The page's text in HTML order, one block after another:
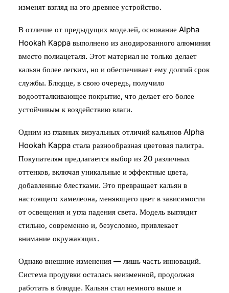
изменят взгляд на это древнее устройство.
В отличие от предыдущих моделей, основание Alpha
Hookah Kappa выполнено из анодированного алюминия
вместо полиацеталя. Этот материал не только делает
кальян более легким, но и обеспечивает ему долгий срок
службы. Блюдце, в свою очередь, получило
водоотталкивающее покрытие, что делает его более
устойчивым к воздействию влаги.
Одним из главных визуальных отличий кальянов Alpha
Hookah Kappa стала разнообразная цветовая палитра.
Покупателям предлагается выбор из 20 различных
оттенков, включая уникальные и эффектные цвета,
добавленные блестками. Это превращает кальян в
настоящего хамелеона, меняющего цвет в зависимости
от освещения и угла падения света. Модель выглядит
стильно, современно и, безусловно, привлекает
внимание окружающих.
Однако внешние изменения — лишь часть инноваций.
Система продувки осталась неизменной, продолжая
работать в блюдце. Кальян стал немного выше и